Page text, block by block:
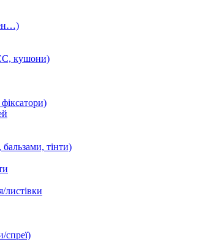
кушони)
фіксатори)
тінти)
листівки
спреї)